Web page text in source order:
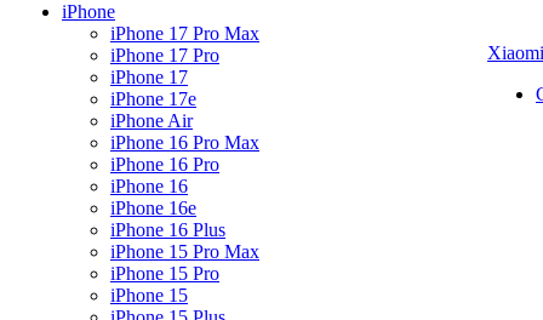
iPhone
iPhone 17 Pro Max
iPhone 17 Pro
iPhone 17
iPhone 17e
iPhone Air
iPhone 16 Pro Max
iPhone 16 Pro
iPhone 16
iPhone 16e
iPhone 16 Plus
iPhone 15 Pro Max
iPhone 15 Pro
iPhone 15
Xiaomi